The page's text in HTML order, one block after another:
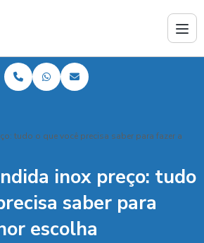
tudo o que você precisa saber para fazer a
inox preço: tudo
saber para
escolha